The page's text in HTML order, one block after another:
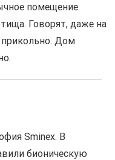
помещение.
Говорят, даже на
прикольно. Дом
Sminex. В
бионическую